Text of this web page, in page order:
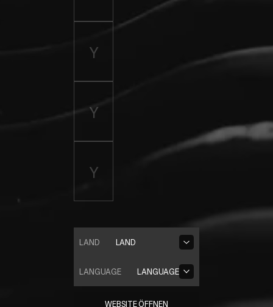
LAND
LAND
LANGUAGE
LANGUAGE
WEBSITE ÖFFNEN